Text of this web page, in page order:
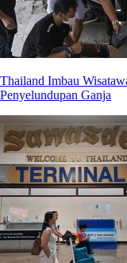
Thailand Imbau
Penyelundupan Ganja